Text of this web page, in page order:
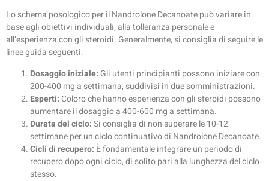
Lo schema posologico per il Nandrolone Decanoate può variare in
base agli obiettivi individuali, alla tolleranza personale e
all’esperienza con gli steroidi. Generalmente, si consiglia di seguire le
linee guida seguenti:
Dosaggio iniziale: Gli utenti principianti possono iniziare con
200-400 mg a settimana, suddivisi in due somministrazioni.
Esperti: Coloro che hanno esperienza con gli steroidi possono
aumentare il dosaggio a 400-600 mg a settimana.
Durata del ciclo:Si consiglia di non superare le 10-12
settimane per un ciclo continuativo di Nandrolone Decanoate.
Cicli di recupero: È fondamentale integrare un periodo di
recupero dopo ogni ciclo, di solito pari alla lunghezza del ciclo
stesso.